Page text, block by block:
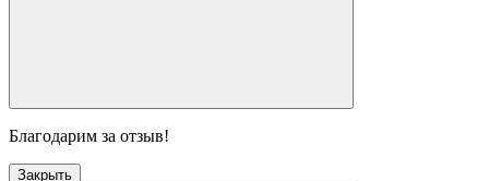
Благодарим за отзыв!
Закрыть